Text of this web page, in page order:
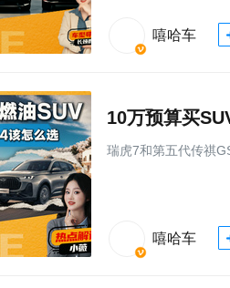
嘻哈车
10万预算买
瑞虎7和第五代传祺
嘻哈车